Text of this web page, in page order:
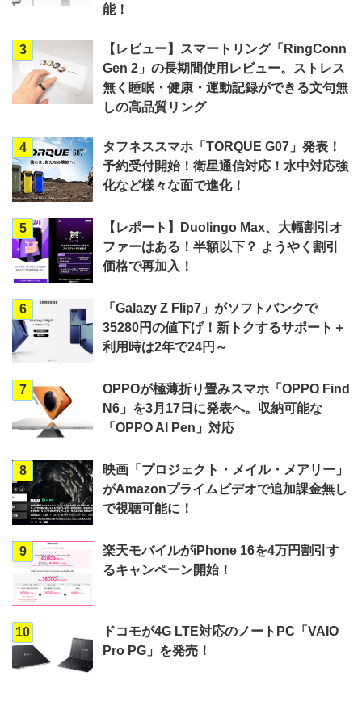
能！
3
【レビュー】スマートリング「RingConn
Gen 2」の長期間使用レビュー。ストレス
無く睡眠・健康・運動記録ができる文句無
しの高品質リング
4
タフネススマホ「TORQUE G07」発表！
予約受付開始！衛星通信対応！水中対応強
化など様々な面で進化！
5
【レポート】Duolingo Max、大幅割引オ
ファーはある！半額以下？ ようやく割引
価格で再加入！
6
「Galazy Z Flip7」がソフトバンクで
35280円の値下げ！新トクするサポート＋
利用時は2年で24円～
7
OPPOが極薄折り畳みスマホ「OPPO Find
N6」を3月17日に発表へ。収納可能な
「OPPO AI Pen」対応
8
映画「プロジェクト・メイル・メアリー」
がAmazonプライムビデオで追加課金無し
で視聴可能に！
9
楽天モバイルがiPhone 16を4万円割引す
るキャンペーン開始！
10
ドコモが4G LTE対応のノートPC「VAIO
Pro PG」を発売！